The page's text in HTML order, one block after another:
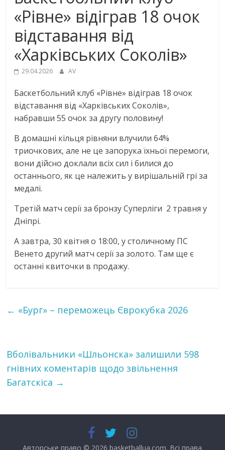
«Рівне» відіграв 18 очок
відставання від
«Харківських Соколів»
29.04.2026 AV
Баскетбольний клуб «Рівне» відіграв 18 очок
відставання від «Харківських Соколів»,
набравши 55 очок за другу половину!
В домашні кільця рівняни влучили 64%
триочкових, але не це запорука їхньої перемоги,
вони дійсно доклали всіх сил і билися до
останнього, як це належить у вирішальній грі за
медалі.
Третій матч серії за бронзу Суперліги 2 травня у
Дніпрі.
А завтра, 30 квітня о 18:00, у столичному ПС
Венето другий матч серії за золото. Там ще є
останні квиточки в продажу.
← «Бург» – переможець Єврокубка 2026
Вболівальники «Шльонска» залишили 598
гнівних коментарів щодо звільнення
Багатскіса →
Авторське право © 2026 basketballua.com. Всі права